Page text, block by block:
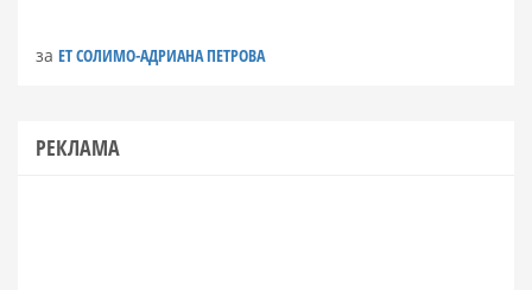
за ЕТ СОЛИМО-АДРИАНА ПЕТРОВА
РЕКЛАМА